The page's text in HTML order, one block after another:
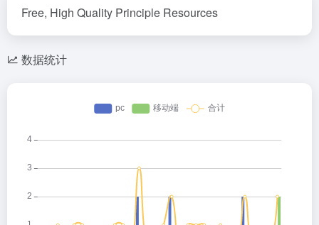
Free, High Quality Principle Resources
数据统计